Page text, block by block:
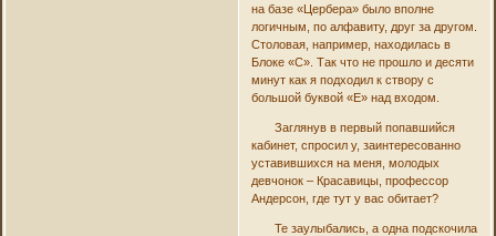
на базе «Цербера» было вполне
логичным, по алфавиту, друг за другом.
Столовая, например, находилась в
Блоке «С». Так что не прошло и десяти
минут как я подходил к створу с
большой буквой «Е» над входом.
Заглянув в первый попавшийся
кабинет, спросил у, заинтересованно
уставившихся на меня, молодых
девчонок – Красавицы, профессор
Андерсон, где тут у вас обитает?
Те заулыбались, а одна подскочила